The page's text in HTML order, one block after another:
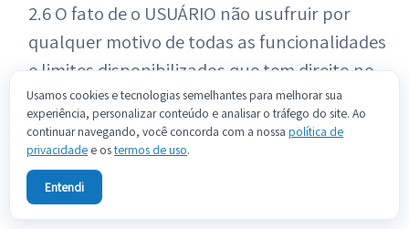
2.6 O fato de o USUÁRIO não usufruir por
qualquer motivo de todas as funcionalidades
e limites disponibilizados que tem direito no
seu PLANO em um dado período não implica o
acúmulo destas para os períodos posteriores.
3. Condições gerais
3.1 Os SERVIÇOS DA KONDADO serão
Usamos cookies e tecnologias semelhantes para melhorar sua
experiência, personalizar conteúdo e analisar o tráfego do site. Ao
continuar navegando, você concorda com a nossa política de
privacidade e ostermos de uso.
Entendi